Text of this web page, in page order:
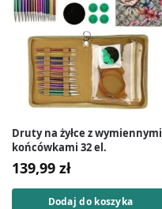
Druty na żyłce z wymiennymi
końcówkami 32 el.
139,99 zł
Dodaj do koszyka